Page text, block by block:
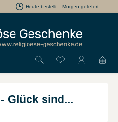
Heute bestellt – Morgen geliefert
Du hast 0
Glück sind...